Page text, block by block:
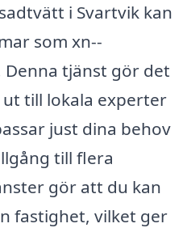
i Svartvik kan
som xn--
tjänst gör det
till lokala experter
just dina behov
till flera
gör att du kan
fastighet, vilket ger